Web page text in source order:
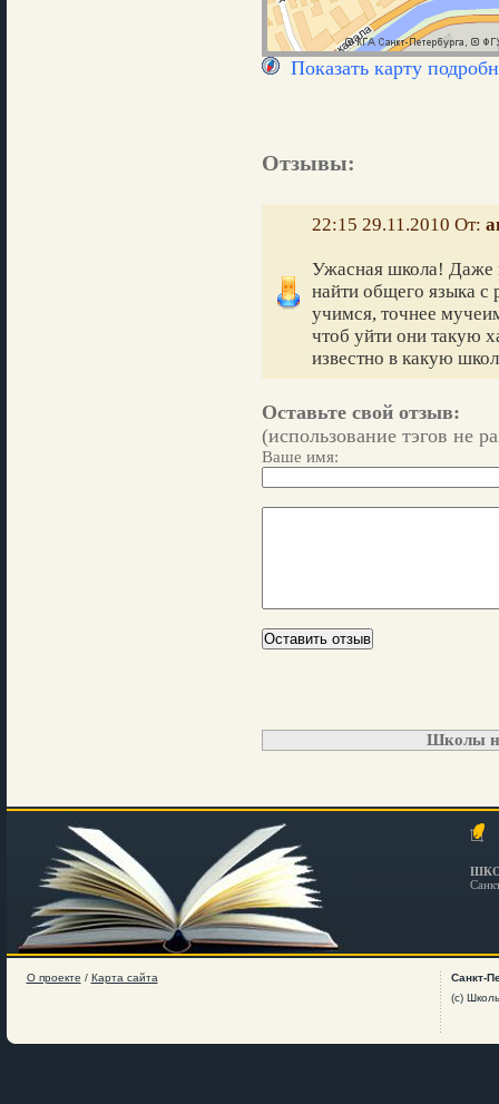
Показать карту
Отзывы:
22:15 29.11.2010 От:
Ужасная школа! Даже
найти общего языка
учимся, точнее
чтоб уйти они такую
известно в какую
Оставьте свой отзыв:
(использование тэгов не
Ваше имя:
Школы
О проекте / Карта сайта
Санкт-
(c)